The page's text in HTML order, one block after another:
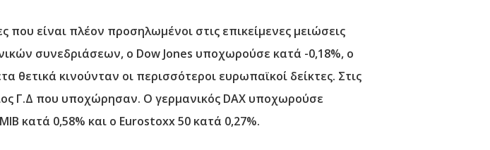
που είναι πλέον προσηλωμένοι στις επικείμενες μειώσεις
συνεδριάσεων, ο Dow Jones υποχωρούσε κατά -0,18%, ο
θετικά κινούνταν οι περισσότεροι ευρωπαϊκοί δείκτες. Στις
Γ.Δ που υποχώρησαν. Ο γερμανικός DAX υποχωρούσε
κατά 0,58% και ο Eurostoxx 50 κατά 0,27%.